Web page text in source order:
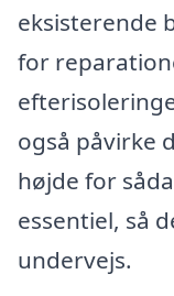
eksisterende
for
også påvirke
højde for
essentiel, så
undervejs.